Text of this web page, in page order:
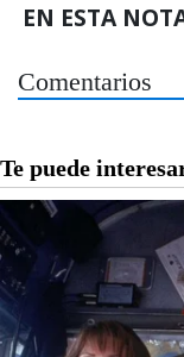
EN ESTA
Comentarios